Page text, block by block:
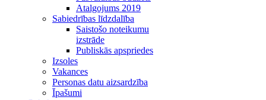
Atalgojums 2019
Sabiedrības līdzdalība
Saistošo noteikumu
izstrāde
Publiskās apspriedes
Izsoles
Vakances
Personas datu aizsardzība
Īpašumi